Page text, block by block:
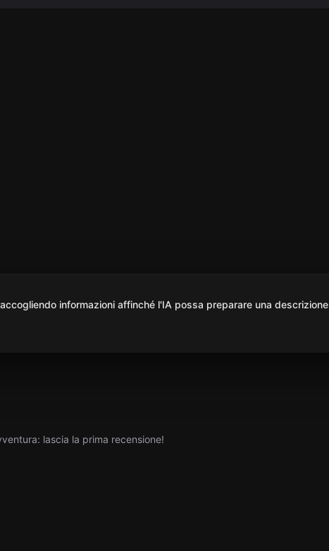
informazioni affinché l'IA possa preparare una descrizione
lascia la prima recensione!